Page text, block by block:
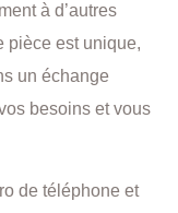
à d’autres
pièce est unique,
un échange
besoins et vous
de téléphone et